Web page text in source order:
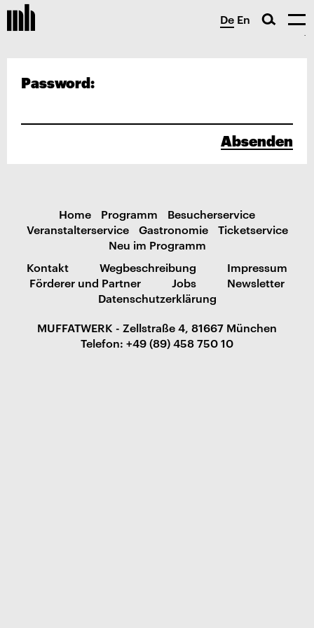
De En
Password:
Absenden
Home Programm
Besucherservice
Veranstalterservice
Gastronomie
Ticketservice
Neu im Programm
Kontakt
Wegbeschreibung
Impressum
Förderer und Partner
Jobs
Newsletter
Datenschutzerklärung
MUFFATWERK - Zellstraße 4, 81667 München
Telefon: +49 (89) 458 750 10